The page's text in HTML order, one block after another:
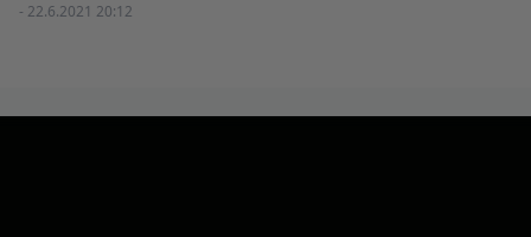
- 22.6.2021 20:12